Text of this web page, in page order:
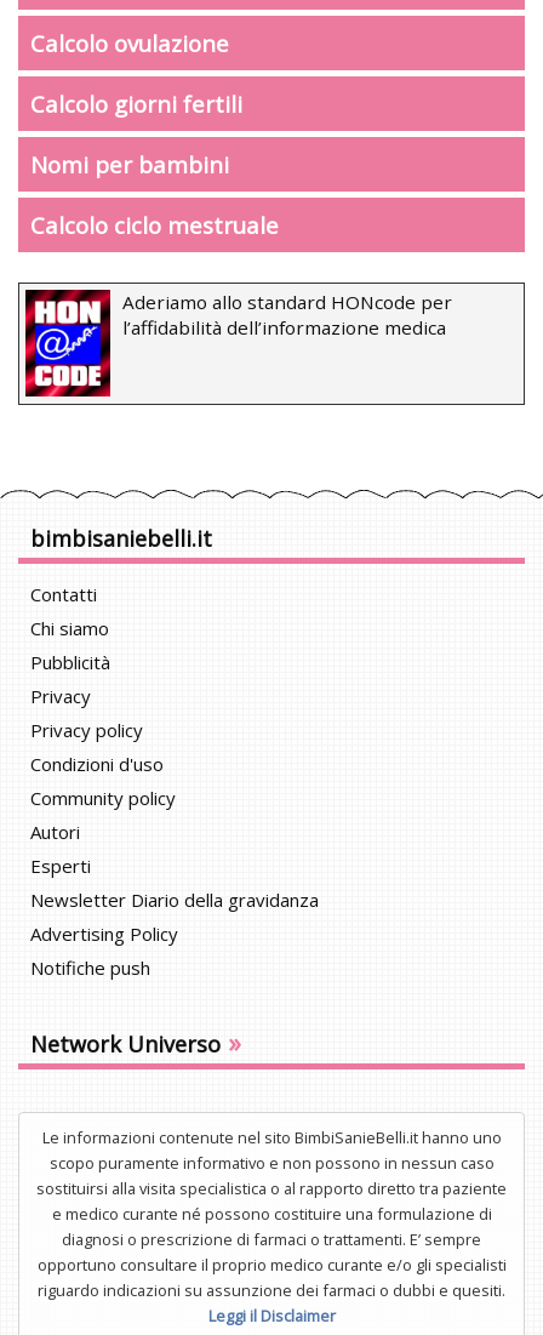
Calcolo ovulazione
Calcolo giorni fertili
Nomi per bambini
Calcolo ciclo mestruale
Aderiamo allo standard HONcode per
l’affidabilità dell’informazione medica
bimbisaniebelli.it
Contatti
Chi siamo
Pubblicità
Privacy
Privacy policy
Condizioni d'uso
Community policy
Autori
Esperti
Newsletter Diario della gravidanza
Advertising Policy
Notifiche push
Network Universo »
Le informazioni contenute nel sito BimbiSanieBelli.it hanno uno
scopo puramente informativo e non possono in nessun caso
sostituirsi alla visita specialistica o al rapporto diretto tra paziente
e medico curante né possono costituire una formulazione di
diagnosi o prescrizione di farmaci o trattamenti. E’ sempre
opportuno consultare il proprio medico curante e/o gli specialisti
riguardo indicazioni su assunzione dei farmaci o dubbi e quesiti.
Leggi il Disclaimer